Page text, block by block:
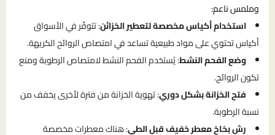
وملمس ناعم:
استخدام أكياس مخصصة لتعطير الخزائن: تتوفّر في الأسواق
أكياس تحتوي على مواد طبيعية تساعد في امتصاص الروائح الكريهة.
وضع الفحم النشط: يُستخدم الفحم النشط لامتصاص الرطوبة ومنع
تكون الروائح.
فتح الخزانة بشكل دوري: تهوية الخزانة من فترة لأخرى يخفف من
نسبة الرطوبة.
رش بخاخ معطر خفيف قبل الطي: هناك معطرات مخصصة